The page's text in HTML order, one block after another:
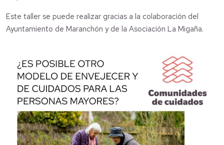
Este taller se puede realizar gracias a la colaboración del
Ayuntamiento de Maranchón y de la Asociación La Migaña.